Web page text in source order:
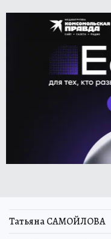
Татьяна САМОЙЛОВА